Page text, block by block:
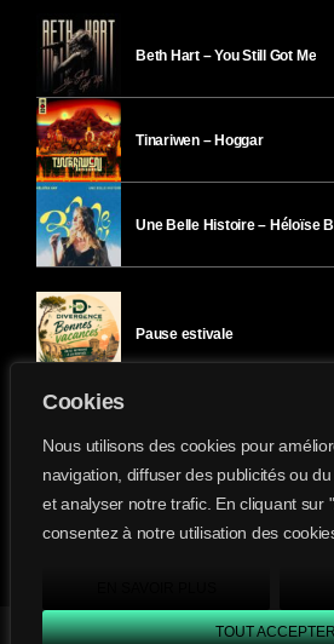
Cookies
Nous utilisons des cookies pour
navigation, diffuser des publicités ou
et analyser notre trafic. En cliquant sur
consentez à notre utilisation des
TOUT
Divergence FM
Beth Hart – You Still Got Me
Tinariwen – Hoggar
Une Belle Histoire – Héloïse
Pause estivale
Ici l’Ombre – mardi 28 juillet